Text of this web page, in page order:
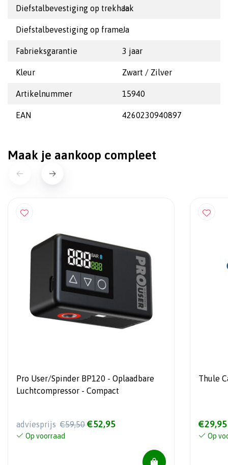
Diefstalbevestiging op trekhaak
Ja
Diefstalbevestiging op frameJa
Fabrieksgarantie 3 jaar
Kleur Zwart / Zilver
Artikelnummer 15940
EAN 4260230940897
Maak je aankoop compleet
Pro User/Spinder BP120 - Oplaadbare
Luchtcompressor - Compact
adviesprijs €59,50 €52,95
Op voorraad
Thule
€29,95
Op